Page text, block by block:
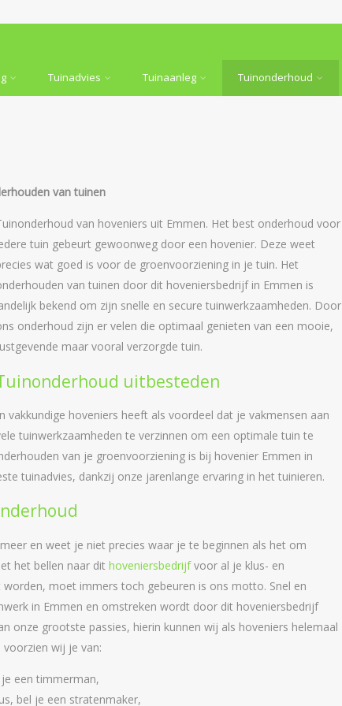
Tuinadvies Tuinaanleg Tuinonderhoud
van tuinen
van hoveniers uit Emmen. Het best onderhoud voor
tuin gebeurt gewoonweg door een hovenier. Deze weet
wat goed is voor de groenvoorziening in je tuin. Het
van tuinen door dit hoveniersbedrijf in Emmen is
bekend om zijn snelle en secure tuinwerkzaamheden. Door
onderhoud zijn er velen die optimaal genieten van een mooie,
maar vooral verzorgde tuin.
uitbesteden
vakkundige hoveniers heeft als voordeel dat je vakmensen aan
tuinwerkzaamheden te verzinnen om een optimale tuin te
van je groenvoorziening is bij hovenier Emmen in
tuinadvies, dankzij onze jarenlange ervaring in het tuinieren.
en weet je niet precies waar je te beginnen als het om
het bellen naar dit hoveniersbedrijfvoor al je klus- en
moet immers toch gebeuren is ons motto. Snel en
in Emmen en omstreken wordt door dit hoveniersbedrijf
onze grootste passies, hierin kunnen wij als hoveniers helemaal
wij je van:
een timmerman,
bel je een stratenmaker,